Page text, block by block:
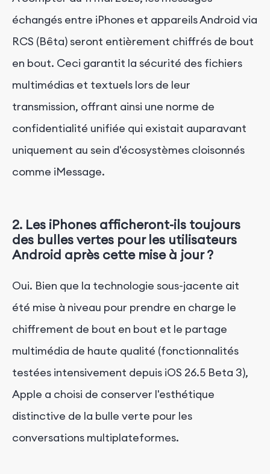
échangés entre iPhones et appareils Android via
RCS (Bêta) seront entièrement chiffrés de bout
en bout. Ceci garantit la sécurité des fichiers
multimédias et textuels lors de leur
transmission, offrant ainsi une norme de
confidentialité unifiée qui existait auparavant
uniquement au sein d'écosystèmes cloisonnés
comme iMessage.
2. Les iPhones afficheront-ils toujours
des bulles vertes pour les utilisateurs
Android après cette mise à jour ?
Oui. Bien que la technologie sous-jacente ait
été mise à niveau pour prendre en charge le
chiffrement de bout en bout et le partage
multimédia de haute qualité (fonctionnalités
testées intensivement depuis iOS 26.5 Beta 3),
Apple a choisi de conserver l'esthétique
distinctive de la bulle verte pour les
conversations multiplateformes.